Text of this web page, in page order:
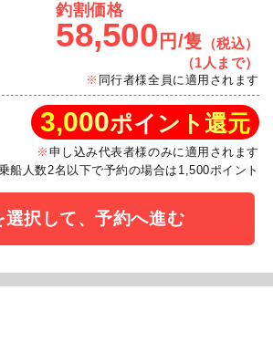
釣割価格
58,500 円/隻
（税込）
（1人まで）
同行者様全員に適用されます
3,000ポイント還元
申し込み代表者様のみに適用されます
船人数2名以下で予約の場合は1,500ポイント
選択して、予約へ進む